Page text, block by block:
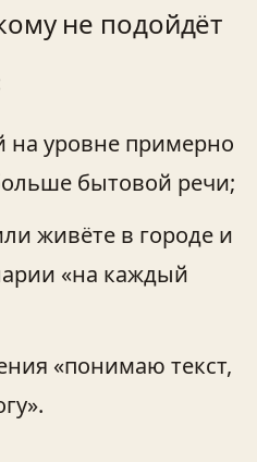
не подойдёт
на уровне примерно
бытовой речи;
живёте в городе и
«на каждый
«понимаю текст,